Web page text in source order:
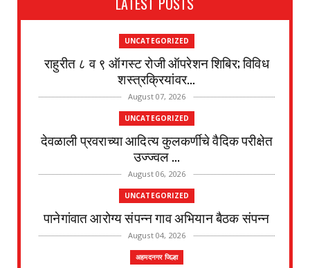
UNCATEGORIZED
राहुरीत ८ व ९ ऑगस्ट रोजी ऑपरेशन शिबिर; विविध
शस्त्रक्रियांवर...
August 07, 2026
UNCATEGORIZED
देवळाली प्रवराच्या आदित्य कुलकर्णीचे वैदिक परीक्षेत
उज्ज्वल ...
August 06, 2026
UNCATEGORIZED
पानेगांवात आरोग्य संपन्न गाव अभियान बैठक संपन्न
August 04, 2026
अहमदनगर जिल्हा